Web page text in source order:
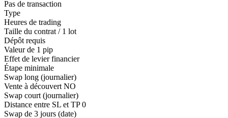
Pas de transaction
Type
Heures de trading
Taille du contrat / 1 lot
Dépôt requis
Valeur de 1 pip
Effet de levier financier
Étape minimale
Swap long (journalier)
Vente à découvert NO
Swap court (journalier)
Distance entre SL et TP 0
Swap de 3 jours (date)